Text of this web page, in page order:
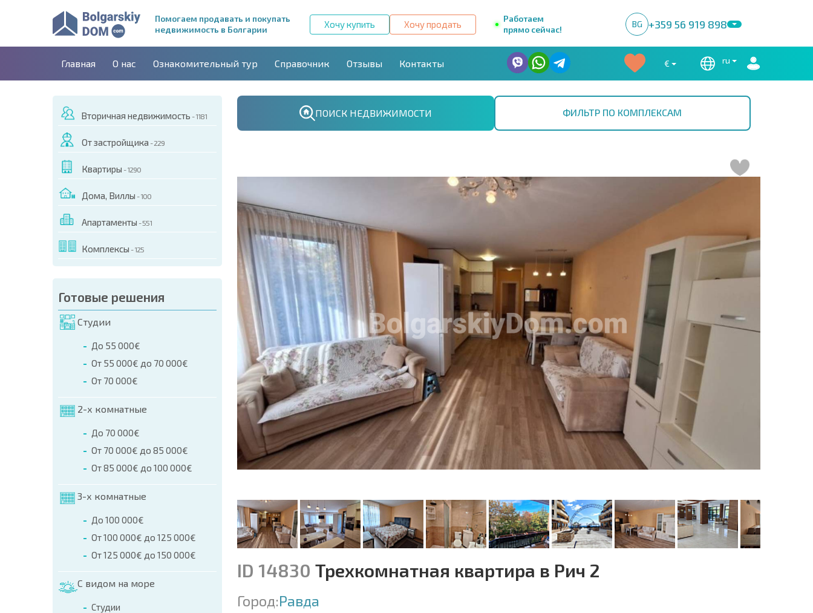
Помогаем продавать и покупать
недвижимость в Болгарии
Хочу купить Хочу продать
Работаем
прямо сейчас!
BG +359 56 919 898
Главная О нас Ознакомительный тур Справочник Отзывы Контакты € ru
Вторичная недвижимость - 1181
От застройщика - 229
Квартиры - 1290
Дома, Виллы - 100
Апартаменты - 551
Комплексы - 125
Готовые решения
Студии
До 55 000€
От 55 000€ до 70 000€
От 70 000€
2-х комнатные
До 70 000€
От 70 000€ до 85 000€
От 85 000€ до 100 000€
3-х комнатные
До 100 000€
От 100 000€ до 125 000€
От 125 000€ до 150 000€
С видом на море
Студии
ПОИСК НЕДВИЖИМОСТИ ФИЛЬТР ПО КОМПЛЕКСАМ
ЭТОГО ОБЪЕКТА
телефонам:
+359 8 9797 99 03
ID 14830 Трехкомнатная квартира в Рич 2
Город:Равда